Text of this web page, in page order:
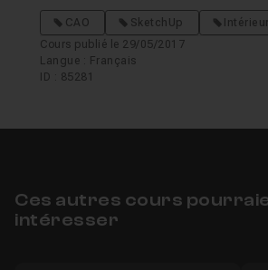
CAO SketchUp
Intérieur
Cours publié le 29/05/2017
Langue : Français
ID : 85281
Ces autres cours
intéresser